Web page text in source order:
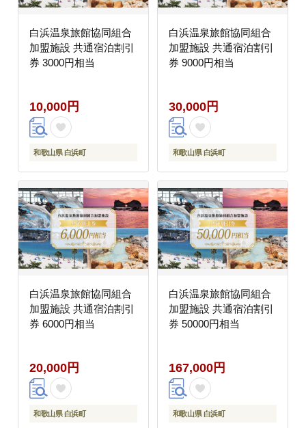
白浜温泉旅館協同組合
加盟施設 共通宿泊割引
券 3000円相当
10,000円
和歌山県 白浜町
白浜温泉旅館協同組合
加盟施設 共通宿泊割引
券 9000円相当
30,000円
和歌山県 白浜町
白浜温泉旅館協同組合
加盟施設 共通宿泊割引
券 6000円相当
20,000円
和歌山県 白浜町
白浜温泉旅館協同組合
加盟施設 共通宿泊割引
券 50000円相当
167,000円
和歌山県 白浜町